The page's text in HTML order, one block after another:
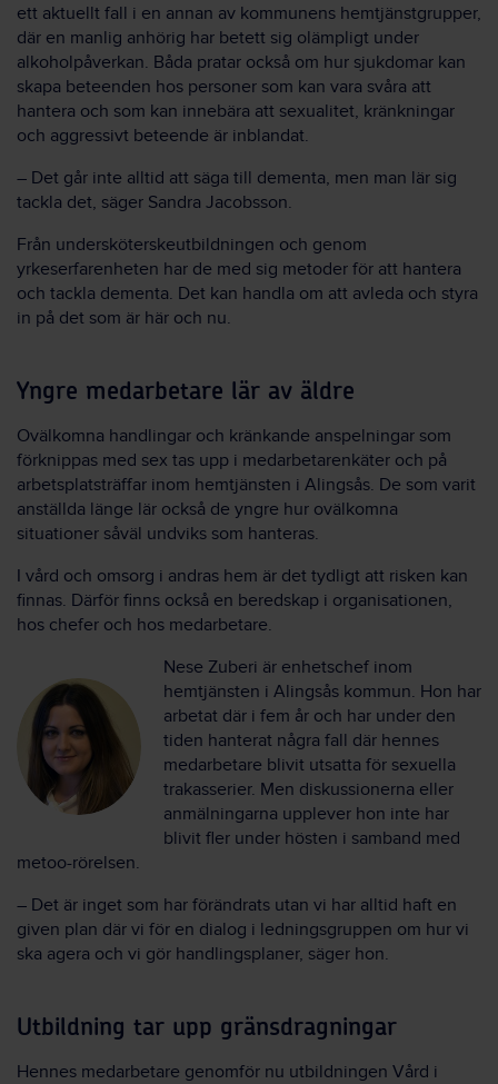
ett aktuellt fall i en annan av kommunens hemtjänstgrupper,
där en manlig anhörig har betett sig olämpligt under
alkoholpåverkan. Båda pratar också om hur sjukdomar kan
skapa beteenden hos personer som kan vara svåra att
hantera och som kan innebära att sexualitet, kränkningar
och aggressivt beteende är inblandat.
– Det går inte alltid att säga till dementa, men man lär sig
tackla det, säger Sandra Jacobsson.
Från undersköterskeutbildningen och genom
yrkeserfarenheten har de med sig metoder för att hantera
och tackla dementa. Det kan handla om att avleda och styra
in på det som är här och nu.
Yngre medarbetare lär av äldre
Ovälkomna handlingar och kränkande anspelningar som
förknippas med sex tas upp i medarbetarenkäter och på
arbetsplatsträffar inom hemtjänsten i Alingsås. De som varit
anställda länge lär också de yngre hur ovälkomna
situationer såväl undviks som hanteras.
I vård och omsorg i andras hem är det tydligt att risken kan
finnas. Därför finns också en beredskap i organisationen,
hos chefer och hos medarbetare.
Nese Zuberi är enhetschef inom
hemtjänsten i Alingsås kommun. Hon har
arbetat där i fem år och har under den
tiden hanterat några fall där hennes
medarbetare blivit utsatta för sexuella
trakasserier. Men diskussionerna eller
anmälningarna upplever hon inte har
blivit fler under hösten i samband med
metoo-rörelsen.
– Det är inget som har förändrats utan vi har alltid haft en
given plan där vi för en dialog i ledningsgruppen om hur vi
ska agera och vi gör handlingsplaner, säger hon.
Utbildning tar upp gränsdragningar
Hennes medarbetare genomför nu utbildningen Vård i